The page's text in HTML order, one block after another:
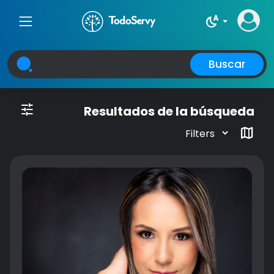
night_sight_auto
Buscar
tune
Resultados de la búsqueda
map